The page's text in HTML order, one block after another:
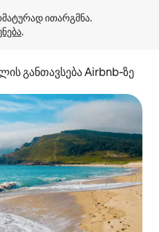
.
განთავსება Airbnb‑ზე